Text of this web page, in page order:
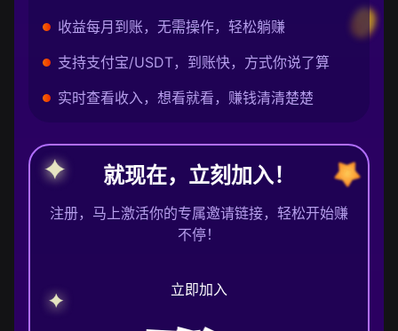
收益每月到账，无需操作，轻松躺赚
支持支付宝/USDT，到账快，方式你说了算
实时查看收入，想看就看，赚钱清清楚楚
就现在，立刻加入！
注册，马上激活你的专属邀请链接，轻松开始赚
不停！
立即加入